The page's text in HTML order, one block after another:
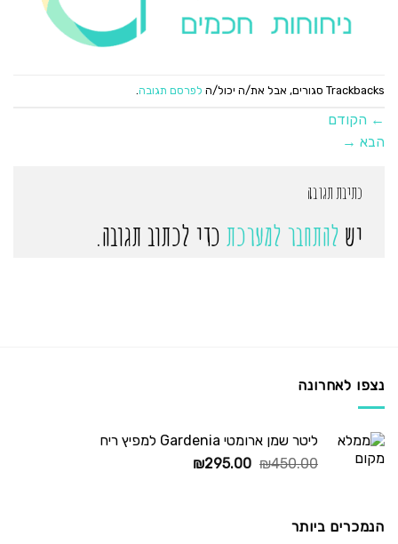
Trackbacks סגורים, אבל את/ה יכול/ה לפרסם תגובה
← הקודם
הבא →
כתיבת תגובה
יש להתחבר למערכת כדי לכתוב תגובה.
נצפו לאחרונה
ליטר שמן ארומטי Gardenia למפיץ ריח
₪450.00
המחיר
₪295.00
המחיר
הנמכרים ביותר